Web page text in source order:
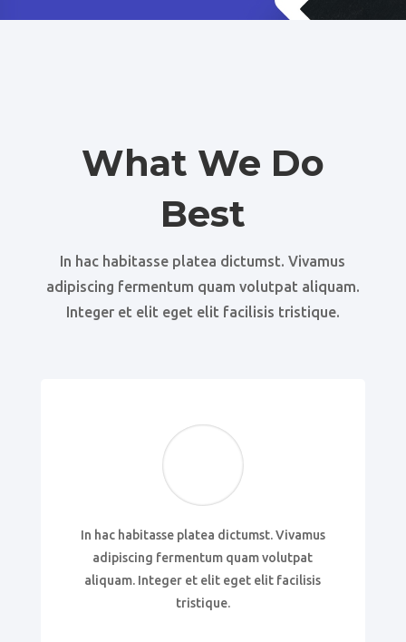
What We Do
Best
In hac habitasse platea dictumst. Vivamus
adipiscing fermentum quam volutpat aliquam.
Integer et elit eget elit facilisis tristique.
In hac habitasse platea dictumst. Vivamus
adipiscing fermentum quam volutpat
aliquam. Integer et elit eget elit facilisis
tristique.